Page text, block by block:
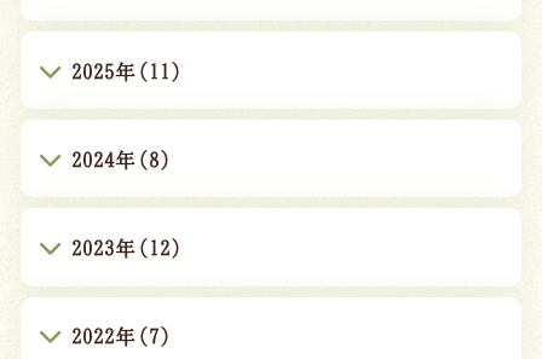
2025年(11)
2024年(8)
2023年(12)
2022年(7)